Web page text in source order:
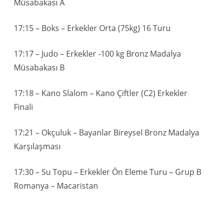
Müsabakası A
17:15 – Boks – Erkekler Orta (75kg) 16 Turu
17:17 – Judo – Erkekler -100 kg Bronz Madalya
Müsabakası B
17:18 – Kano Slalom – Kano Çiftler (C2) Erkekler
Finali
17:21 – Okçuluk – Bayanlar Bireysel Bronz Madalya
Karşılaşması
17:30 – Su Topu – Erkekler Ön Eleme Turu – Grup B
Romanya – Macaristan